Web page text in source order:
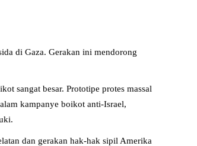
di Gaza. Gerakan ini mendorong
sangat besar. Prototipe protes massal
kampanye boikot anti-Israel,
dan gerakan hak-hak sipil Amerika